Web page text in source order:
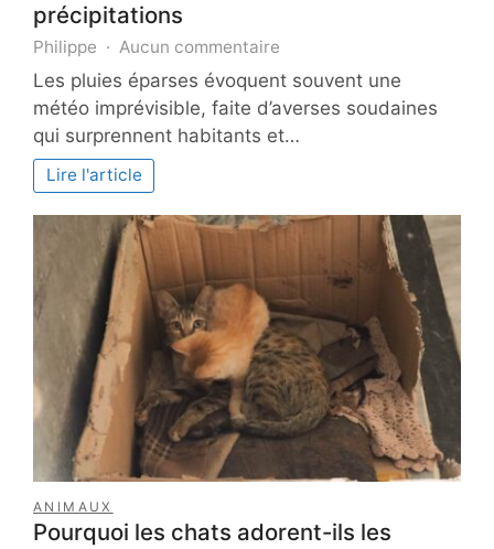
précipitations
Philippe Aucun commentaire
Pluies
éparses
:
nuances
la
définition
l’expérience
des
précipitations
Les pluies éparses évoquent souvent une
météo imprévisible, faite d’averses soudaines
qui surprennent habitants et…
Lire l'article
ANIMAUX
Pourquoi les chats adorent-ils les